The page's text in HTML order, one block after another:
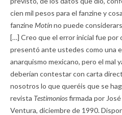
cien mil pesos para el fanzine y
fanzineMotínno puede
[…] Creo que el error inicial fue por
presentó ante ustedes como una
anarquismo mexicano, pero el mal
deberían contestar con carta
nosotros lo que queréis que se
revista Testimoniosfirmada por
Ventura, diciembre de 1990.